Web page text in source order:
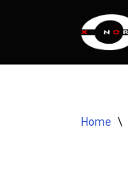
to
Home \